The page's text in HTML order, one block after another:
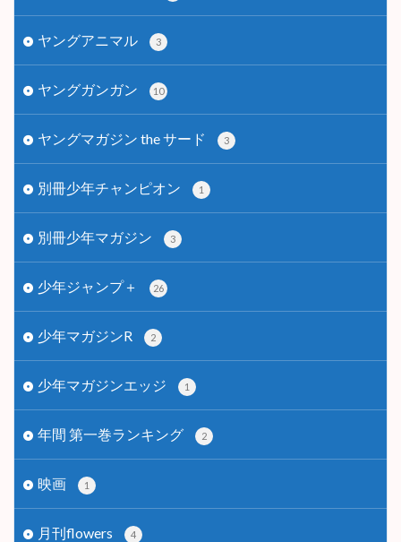
ヤングアニマル 3
ヤングガンガン 10
ヤングマガジン the サード 3
別冊少年チャンピオン 1
別冊少年マガジン 3
少年ジャンプ＋ 26
少年マガジンR 2
少年マガジンエッジ 1
年間 第一巻ランキング 2
映画 1
月刊flowers 4